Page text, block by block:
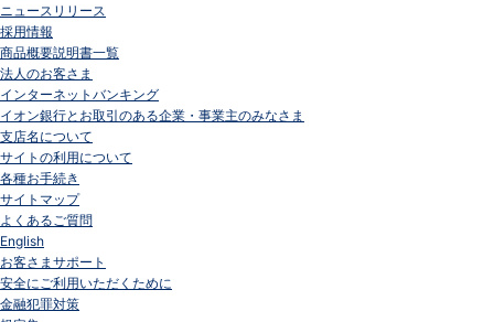
ニュースリリース
採用情報
商品概要説明書一覧
法人のお客さま
インターネットバンキング
イオン銀行とお取引のある企業・事業主のみなさま
支店名について
サイトの利用について
各種お手続き
サイトマップ
よくあるご質問
English
お客さまサポート
安全にご利用いただくために
金融犯罪対策